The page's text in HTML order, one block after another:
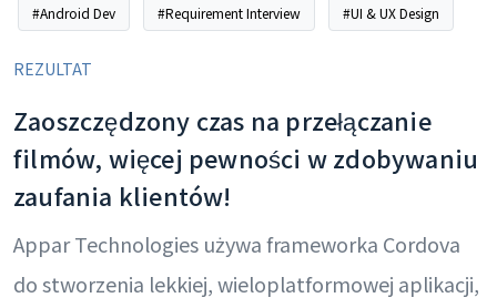
#Android Dev #Requirement Interview #UI & UX Design
REZULTAT
Zaoszczędzony czas na przełączanie
filmów, więcej pewności w zdobywaniu
zaufania klientów!
Appar Technologies używa frameworka Cordova
do stworzenia lekkiej, wieloplatformowej aplikacji,